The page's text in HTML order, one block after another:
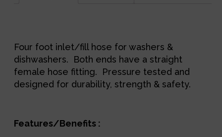
Four foot inlet/fill hose for washers &
dishwashers. Both ends have a straight
female hose fitting. Pressure tested and
designed for durability, strength & safety.
Features/Benefits :